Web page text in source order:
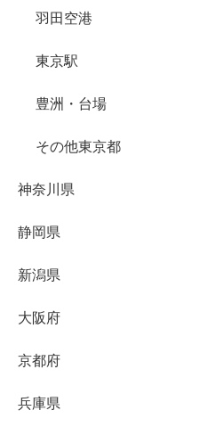
羽田空港
東京駅
豊洲・台場
その他東京都
神奈川県
静岡県
新潟県
大阪府
京都府
兵庫県